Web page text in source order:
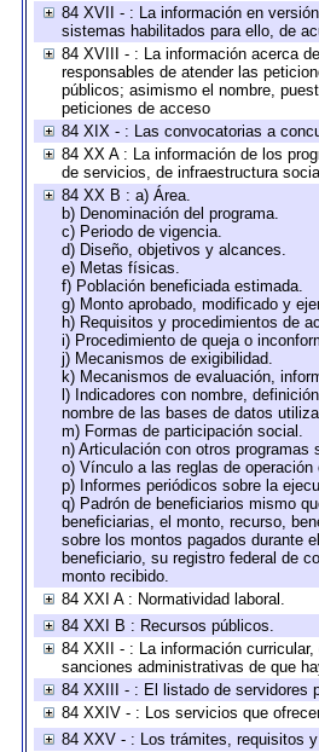
84 XVII - : La información en
sistemas habilitados para ello, de
84 XVIII - : La información acerca
responsables de atender las
públicos; asimismo el nombre,
peticiones de acceso
84 XIX - : Las convocatorias a
84 XX A : La información de los
de servicios, de infraestructura
84 XX B : a) Área.
b) Denominación del programa.
c) Periodo de vigencia.
d) Diseño, objetivos y alcances.
e) Metas físicas.
f) Población beneficiada estimada.
g) Monto aprobado, modificado y
h) Requisitos y procedimientos de
i) Procedimiento de queja o
j) Mecanismos de exigibilidad.
k) Mecanismos de evaluación,
l) Indicadores con nombre,
nombre de las bases de datos
m) Formas de participación social.
n) Articulación con otros programas
o) Vínculo a las reglas de operación
p) Informes periódicos sobre la
q) Padrón de beneficiarios mismo
beneficiarias, el monto, recurso,
sobre los montos pagados durante
beneficiario, su registro federal de
monto recibido.
84 XXI A : Normatividad laboral.
84 XXI B : Recursos públicos.
84 XXII - : La información
sanciones administrativas de que
84 XXIII - : El listado de servidores
84 XXIV - : Los servicios que
84 XXV - : Los trámites, requisitos